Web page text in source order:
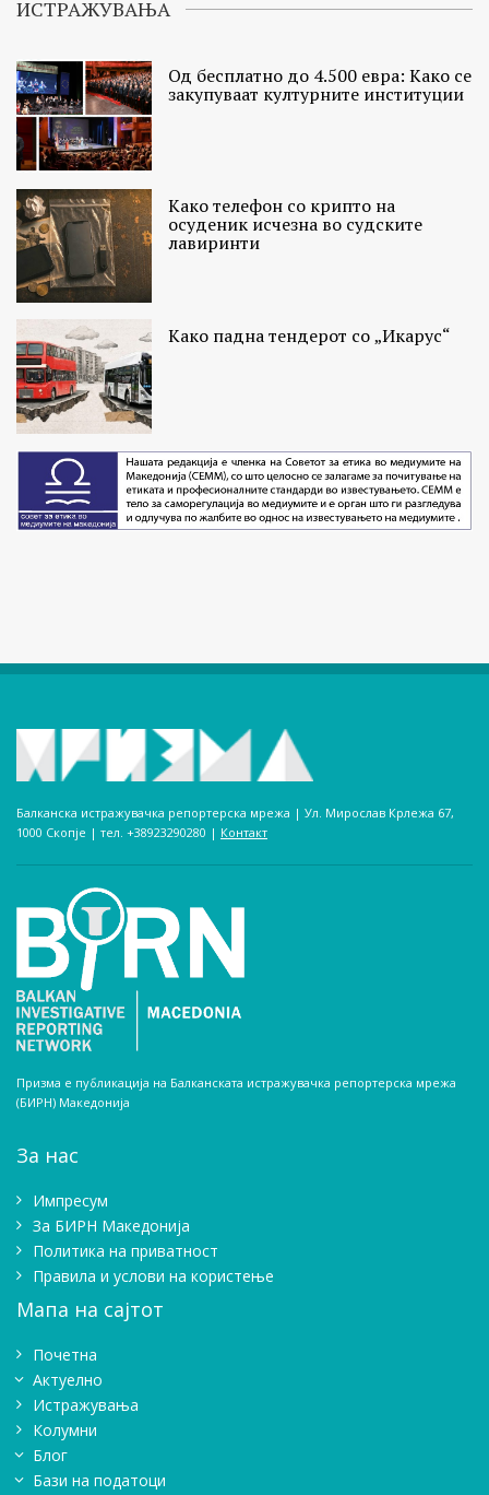
ИСТРАЖУВАЊА
Од бесплатно до 4.500 евра: Како се
закупуваат културните институции
Како телефон со крипто на
осуденик исчезна во судските
лавиринти
Како падна тендерот со „Икарус“
Балканска истражувачка репортерска мрежа | Ул. Мирослав Крлежа 67,
1000 Скопје | тел. +38923290280­ | Контакт
Призма е публикација на Балканската истражувачка репортерска мрежа
(БИРН) Македонија
За нас
Импресум
Зa БИРН Македонија
Политика на приватност
Правила и услови на користење
Мапа на сајтот
Почетна
Актуелно
Истражувањa
Колумни
Блог
Бази на податоци